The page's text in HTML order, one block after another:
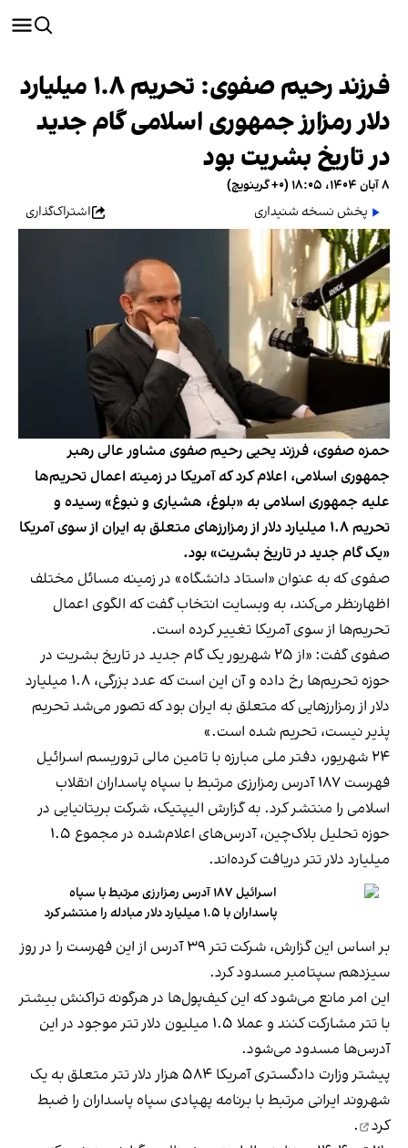
فرزند رحیم صفوی: تحریم ۱.۸ میلیارد
دلار رمزارز‌ جمهوری اسلامی گام جدید
در تاریخ بشریت بود
۸ آبان ۱۴۰۴، ۱۸:۰۵ (‎+۰ گرینویچ)
پخش نسخه شنیداری
اشتراک‌گذاری
حمزه صفوی، فرزند یحیی رحیم صفوی مشاور عالی رهبر
جمهوری اسلامی، اعلام کرد که آمریکا در زمینه اعمال تحریم‌ها
علیه جمهوری اسلامی به «بلوغ، هشیاری و نبوغ» رسیده و
تحریم ۱.۸ میلیارد دلار از رمزارز‌های متعلق به ایران از سوی آمریکا
«یک گام جدید در تاریخ بشریت» بود.
صفوی که به عنوان «استاد دانشگاه» در زمینه مسائل مختلف
اظهارنظر می‌کند، به وبسایت انتخاب گفت که الگوی اعمال
تحریم‌ها از سوی آمریکا تغییر کرده است.
صفوی گفت: «از ۲۵ شهریور یک گام جدید در تاریخ بشریت در
حوزه تحریم‌ها رخ داده و آن این است که عدد بزرگی، ۱.۸ میلیارد
دلار از رمزارز‌هایی که متعلق به ایران بود که تصور می‌شد تحریم
پذیر نیست، تحریم شده است.»
۲۴ شهریور، دفتر ملی مبارزه با تامین مالی تروریسم اسرائیل
فهرست ۱۸۷ آدرس رمزارزی مرتبط با سپاه پاسداران انقلاب
اسلامی را منتشر کرد. به گزارش الیپتیک، شرکت بریتانیایی در
حوزه‌ تحلیل بلاک‌چین، آدرس‌های اعلام‌شده در مجموع ۱.۵
میلیارد دلار تتر دریافت کرده‌اند.
اسرائیل ۱۸۷ آدرس رمزارزی مرتبط با سپاه
پاسداران با ۱.۵ میلیارد دلار مبادله را منتشر کرد
بر اساس این گزارش، شرکت تتر ۳۹ آدرس از این فهرست را در روز
سیزدهم سپتامبر مسدود کرد.
این امر مانع می‌شود که این کیف‌پول‌ها در هرگونه تراکنش بیشتر
با تتر مشارکت کنند و عملا ۱.۵ میلیون دلار تتر موجود در این
آدرس‌ها مسدود می‌شود.
پیشتر وزارت دادگستری آمریکا ۵۸۴ هزار دلار تتر متعلق به یک
شهروند ایرانی مرتبط با برنامه پهپادی سپاه پاسداران را ضبط
کرد
.